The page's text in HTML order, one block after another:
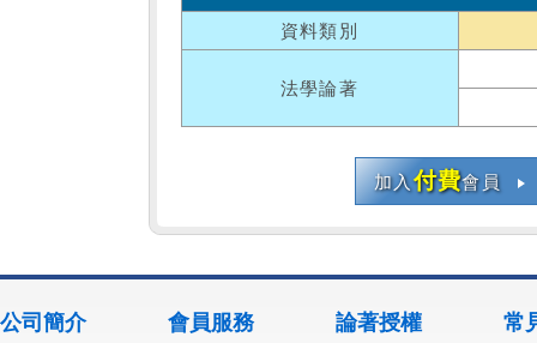
資料類別
法學論著
加入付費會員
公司簡介 會員服務 論著授權 常